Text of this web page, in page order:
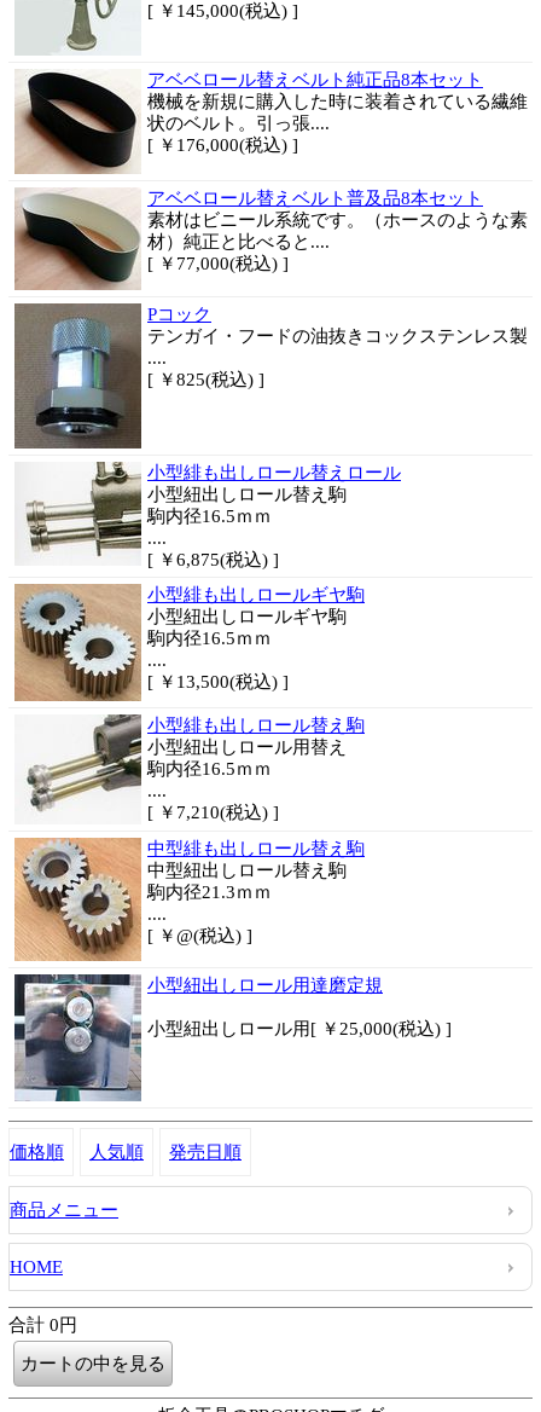
[ ￥145,000(税込) ]
アベベロール替えベルト純正品8本セット
機械を新規に購入した時に装着されている繊維
状のベルト。引っ張....
[ ￥176,000(税込) ]
アベベロール替えベルト普及品8本セット
素材はビニール系統です。（ホースのような素
材）純正と比べると....
[ ￥77,000(税込) ]
Pコック
テンガイ・フードの油抜きコックステンレス製
....
[ ￥825(税込) ]
小型緋も出しロール替えロール
小型紐出しロール替え駒
駒内径16.5ｍｍ
....
[ ￥6,875(税込) ]
小型緋も出しロールギヤ駒
小型紐出しロールギヤ駒
駒内径16.5ｍｍ
....
[ ￥13,500(税込) ]
小型緋も出しロール替え駒
小型紐出しロール用替え
駒内径16.5ｍｍ
....
[ ￥7,210(税込) ]
中型緋も出しロール替え駒
中型紐出しロール替え駒
駒内径21.3ｍｍ
....
[ ￥@(税込) ]
小型紐出しロール用達磨定規
小型紐出しロール用[ ￥25,000(税込) ]
価格順 人気順 発売日順
商品メニュー
HOME
合計 0円